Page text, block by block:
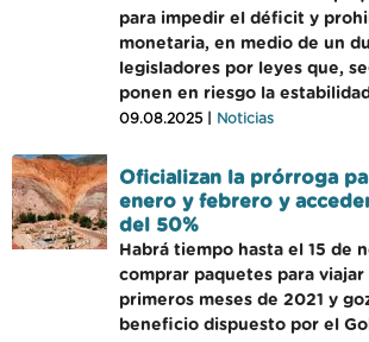
para impedir el déficit y
monetaria, en medio de un
legisladores por leyes que,
ponen en riesgo la
09.08.2025 | Noticias
Oficializan la prórroga
enero y febrero y
del 50%
Habrá tiempo hasta el 15 de
comprar paquetes para viajar
primeros meses de 2021 y
beneficio dispuesto por el